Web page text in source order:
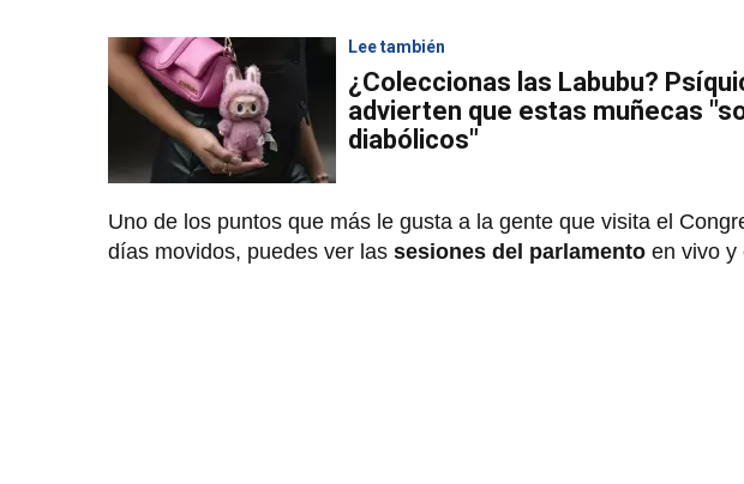
Lee también
¿Coleccionas las Labubu?
advierten que estas muñecas
diabólicos"
Uno de los puntos que más le gusta a la gente que visita el
días movidos, puedes ver las sesiones del parlamento en vivo y